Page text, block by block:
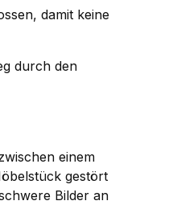
damit keine
durch den
einem
gestört
Bilder an